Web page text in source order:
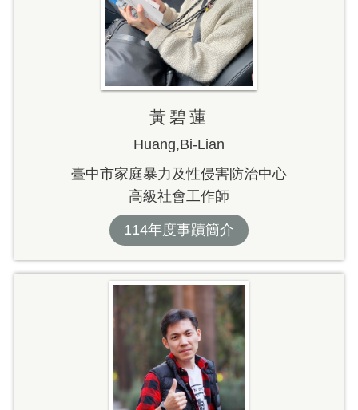
黃碧蓮
Huang,Bi-Lian
臺中市家庭暴力及性侵害防治中心
高級社會工作師
114年度事蹟簡介